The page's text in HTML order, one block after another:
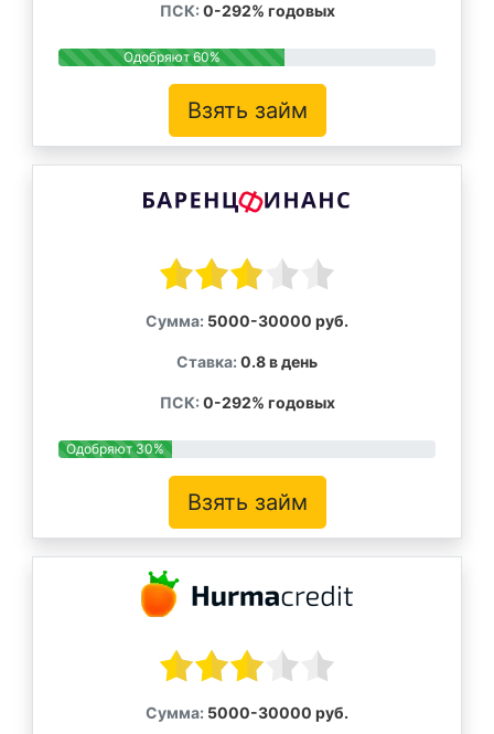
ПСК: 0-292% годовых
Одобряют 60%
Взять займ
Сумма: 5000-30000 руб.
Ставка: 0.8 в день
ПСК: 0-292% годовых
Одобряют 30%
Взять займ
Сумма: 5000-30000 руб.